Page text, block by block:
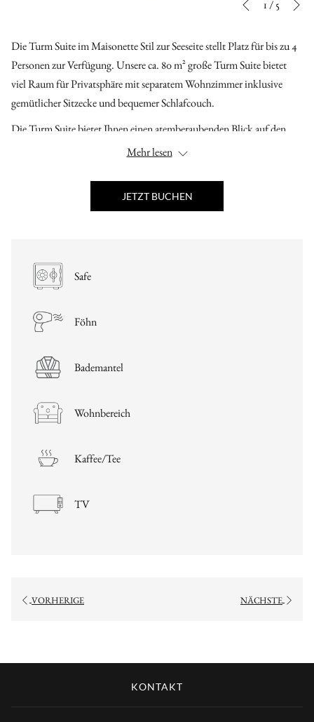
auf
die
folgenden
der
Vorherige
1/5
Die Turm Suite im Maisonette Stil zur Seeseite stellt Platz für bis zu 4
Personen zur Verfügung. Unsere ca. 80 m² große Turm Suite bietet
viel Raum für Privatsphäre mit separatem Wohnzimmer inklusive
gemütlicher Sitzecke und bequemer Schlafcouch.
Die Turm Suite bietet Ihnen einen atemberaubenden Blick auf den
Scharmützelsee von Ihrem eigenen Balkon.
Atmosphäre für Ihren Urlaub im Precise Resort Bad Saarow.
Mehr lesen
JETZT BUCHEN
Safe
Föhn
Bademantel
Wohnbereich
Kaffee/Tee
TV
VORHERIGE NÄCHSTE
KONTAKT